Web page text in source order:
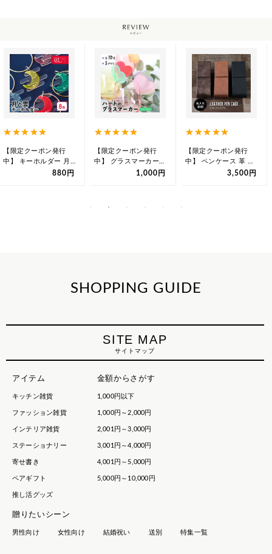
【限定クーポン発行
中】 キーホルダー 月
雲 オリジナル アクリ
880円
【限定クーポン発行
中】 グラスマーカー
名入れ ハート ネオン
1,000円
【限定クーポン発行
中】 ペンケース 革 名
入れ プレゼント レザ
3,500円
SHOPPING GUIDE
SITE MAP
サイトマップ
アイテム
キッチン雑貨
ファッション雑貨
インテリア雑貨
ステーショナリー
寄せ書き
ペアギフト
推し活グッズ
金額からさがす
1,000円以下
1,000円～2,000円
2,001円～3,000円
3,001円～4,000円
4,001円～5,000円
5,000円～10,000円
贈りたいシーン
男性向け 女性向け 結婚祝い 送別 特集一覧